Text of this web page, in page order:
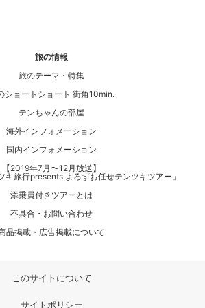
旅の情報
旅のテーマ・特集
ショートショート 街角10min.
テンちゃんの部屋
海外インフォメーション
国内インフォメーション
【2019年7月〜12月放送】
キ旅行presents よろずお任せテンツキツアー」
添乗員付きツアーとは
不具合・お問い合わせ
品掲載・広告掲載について
このサイトについて
サイトポリシー